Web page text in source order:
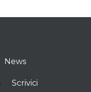
News
Scrivici